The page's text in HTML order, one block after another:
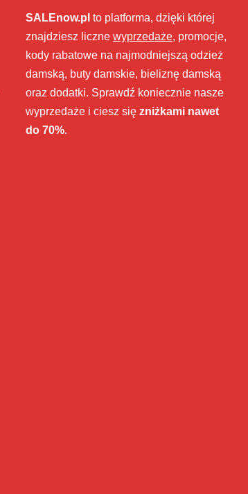
SALEnow.pl to platforma, dzięki której
znajdziesz liczne wyprzedaże, promocje,
kody rabatowe na najmodniejszą odzież
damską, buty damskie, bieliznę damską
oraz dodatki. Sprawdź koniecznie nasze
wyprzedaże i ciesz się zniżkami nawet
do 70%.